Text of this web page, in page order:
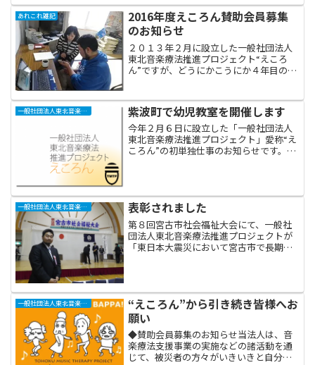
邦徳による楽しい音楽遊びの教室です。
保護者の方もお子さんと一...
あれこれ雑記
2016年度えころん賛助会員募集
のお知らせ
２０１３年２月に設立した一般社団法人
東北音楽療法推進プロジェクト“えころ
ん”ですが、どうにかこうにか４年目の春
げです。心より感謝申し上げます。 さ
て、えころんでは２０１...
一般社団法人東北音楽療法推進プロジェクト“えころん” 紫波町で幼児教室を開催します
今年２月６日に設立した「一般社団法人
東北音楽療法推進プロジェクト」愛称“え
ころん”の初単独仕事のお知らせです。過
たオガール（という名...
一般社団法人東北音楽療法推進プロジェクト“えころん” 表彰されました
第８回宮古市社会福祉大会にて、一般社
団法人東北音楽療法推進プロジェクトが
「東日本大震災において宮古市で長期に
ではアシスタントなすちゃ...
一般社団法人東北音楽療法推進プロジェクト“えころん”
“えころん”から引き続き皆様へお
願い
◆賛助会員募集のお知らせ当法人は、音
楽療法支援事業の実施などの諸活動を通
じて、被災者の方々がいきいきと自分ら